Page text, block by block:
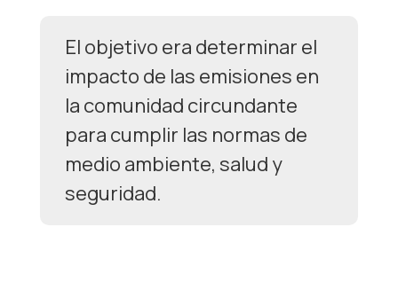
El objetivo era determinar el
impacto de las emisiones en
la comunidad circundante
para cumplir las normas de
medio ambiente, salud y
seguridad.